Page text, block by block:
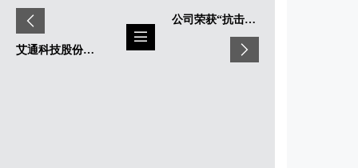
艾通科技股份公司荣获“2019年度工业高质量发展先进企业”称号
公司荣获“抗击疫情 捐赠光荣”称号